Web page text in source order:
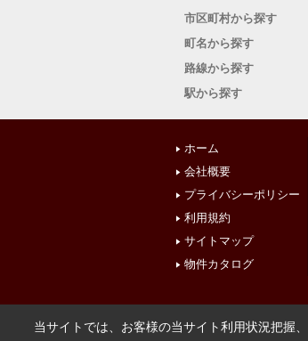
市区町村から探す
町名から探す
路線から探す
駅から探す
ホーム
会社概要
プライバシーポリシー
利用規約
サイトマップ
物件カタログ
当サイトでは、お客様の当サイト利用状況把握